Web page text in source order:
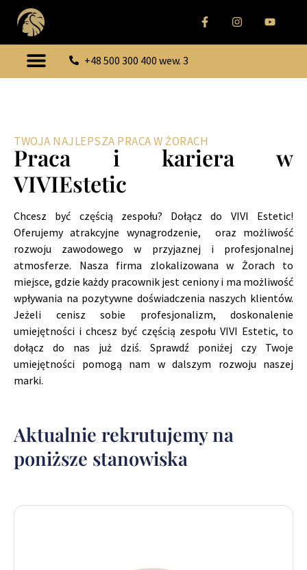
+48 500 300 400 wew. 3
TWOJA NAJLEPSZA PRACA W ŻORACH
Praca i kariera w
VIVIEstetic
Chcesz być częścią zespołu? Dołącz do VIVI Estetic!
Oferujemy atrakcyjne wynagrodzenie, oraz możliwość
rozwoju zawodowego w przyjaznej i profesjonalnej
atmosferze. Nasza firma zlokalizowana w Żorach to
miejsce, gdzie każdy pracownik jest ceniony i ma możliwość
wpływania na pozytywne doświadczenia naszych klientów.
Jeżeli cenisz sobie profesjonalizm, doskonalenie
umiejętności i chcesz być częścią zespołu VIVI Estetic, to
dołącz do nas już dziś. Sprawdź poniżej czy Twoje
umiejętności pomogą nam w dalszym rozwoju naszej
marki.
Aktualnie rekrutujemy na
poniższe stanowiska